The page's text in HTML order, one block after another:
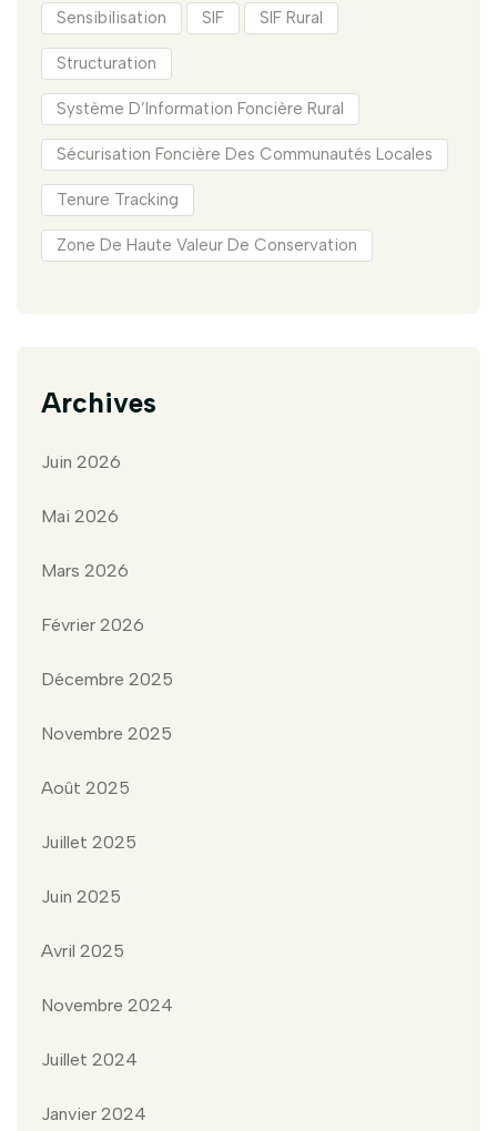
Sensibilisation SIF SIF Rural
Structuration
Système D’Information Foncière Rural
Sécurisation Foncière Des Communautés Locales
Tenure Tracking
Zone De Haute Valeur De Conservation
Archives
Juin 2026
Mai 2026
Mars 2026
Février 2026
Décembre 2025
Novembre 2025
Août 2025
Juillet 2025
Juin 2025
Avril 2025
Novembre 2024
Juillet 2024
Janvier 2024